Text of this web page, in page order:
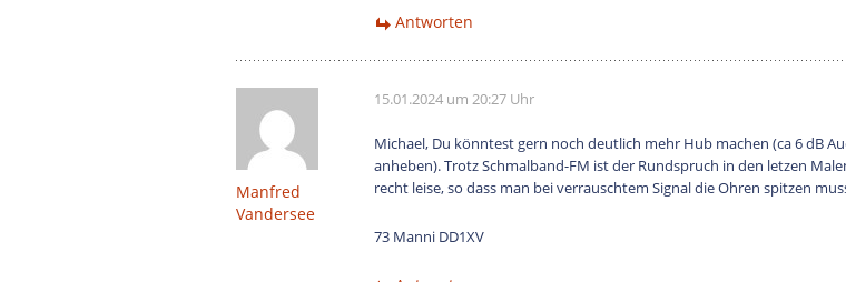
Antworten
Manfred
Vandersee
15.01.2024 um 20:27 Uhr
Michael, Du könntest gern noch deutlich mehr Hub machen (ca 6 dB
anheben). Trotz Schmalband-FM ist der Rundspruch in den letzen
recht leise, so dass man bei verrauschtem Signal die Ohren spitzen
73 Manni DD1XV